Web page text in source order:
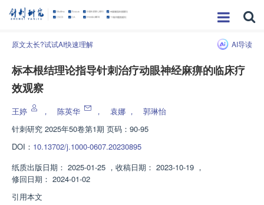
原文太长?试试AI快速理解 AI导读
标本根结理论指导针刺治疗动眼神经麻痹的临床疗
效观察
王婷 ， 陈英华 ， 袁娜 ，
郭琳怡
针刺研究 2025年50卷第1期 页码：90-95
DOI： 10.13702/j.1000-0607.20230895
纸质出版日期： 2025-01-25 ， 收稿日期： 2023-10-19 ，
修回日期： 2024-01-02
引用本文